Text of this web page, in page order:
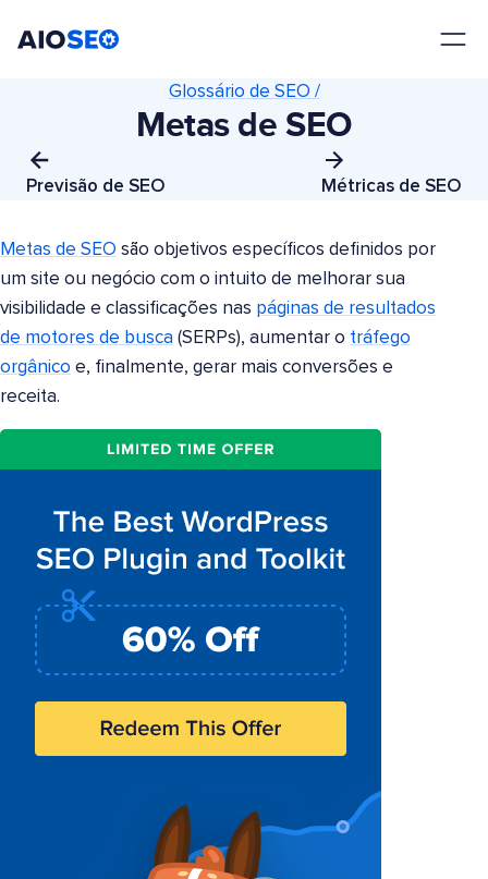
Previsão de SEO
Glossário de SEO /
Metas de SEO
Métricas de SEO
Metas de SEO são objetivos específicos definidos por
um site ou negócio com o intuito de melhorar sua
visibilidade e classificações nas páginas de resultados
de motores de busca (SERPs), aumentar o tráfego
orgânico e, finalmente, gerar mais conversões e
receita.